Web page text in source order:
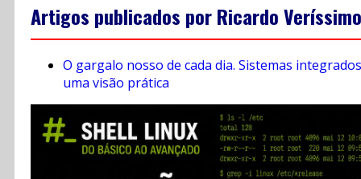
Artigos publicados por Ricardo Veríssimo
O gargalo nosso de cada dia. Sistemas
uma visão prática